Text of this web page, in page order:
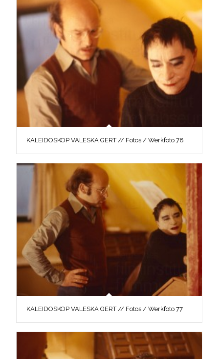
KALEIDOSKOP VALESKA GERT // Fotos / Werkfoto 78
KALEIDOSKOP VALESKA GERT // Fotos / Werkfoto 77